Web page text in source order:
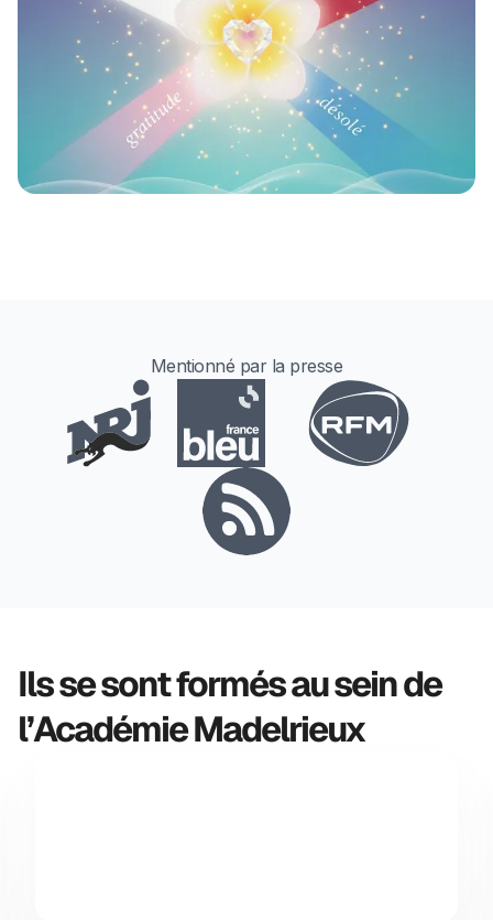
Mentionné par la presse
Ils se sont formés au sein de
l’Académie Madelrieux